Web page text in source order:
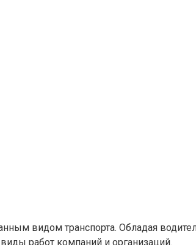
видом транспорта. Обладая
работ компаний и организаций.